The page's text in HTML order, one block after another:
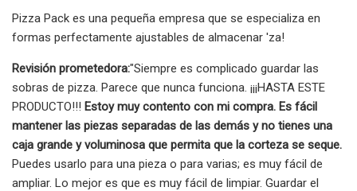
Pizza Pack es una pequeña empresa que se especializa en
formas perfectamente ajustables de almacenar 'za!
Revisión prometedora:"Siempre es complicado guardar las
sobras de pizza. Parece que nunca funciona. ¡¡¡HASTA ESTE
PRODUCTO!!! Estoy muy contento con mi compra. Es fácil
mantener las piezas separadas de las demás y no tienes una
caja grande y voluminosa que permita que la corteza se seque.
Puedes usarlo para una pieza o para varias; es muy fácil de
ampliar. Lo mejor es que es muy fácil de limpiar. Guardar el